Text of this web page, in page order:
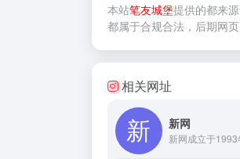
本站笔友城堡提供的都来
都属于合规合法，后期网
相关网址
新网